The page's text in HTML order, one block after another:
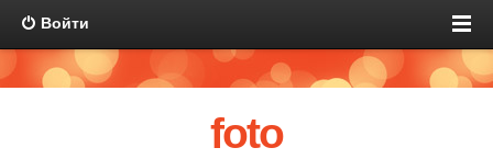
Войти
foto